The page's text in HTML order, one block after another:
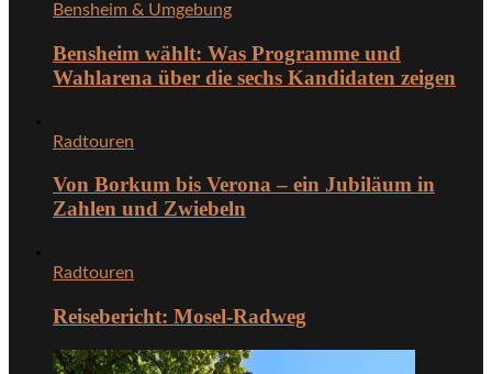
Bensheim & Umgebung
Bensheim wählt: Was Programme und
Wahlarena über die sechs Kandidaten zeigen
Radtouren
Von Borkum bis Verona – ein Jubiläum in
Zahlen und Zwiebeln
Radtouren
Reisebericht: Mosel-Radweg